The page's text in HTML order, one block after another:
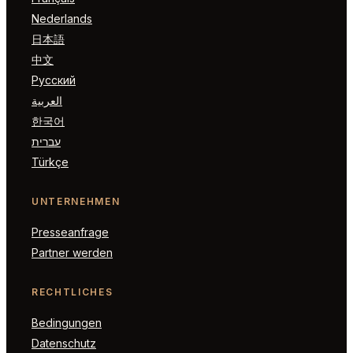
Nederlands
日本語
中文
Русский
العربية
한국어
עברית
Türkçe
UNTERNEHMEN
Presseanfrage
Partner werden
RECHTLICHES
Bedingungen
Datenschutz